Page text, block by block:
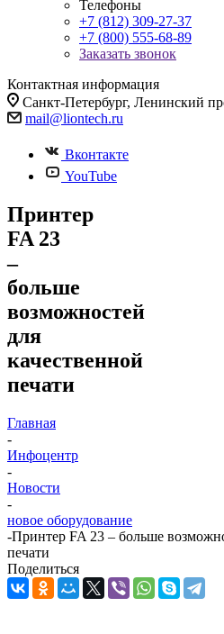
Телефоны
+7 (812) 309-27-37
+7 (800) 555-68-89
Заказать звонок
Контактная информация
Санкт-Петербург, Ленинский
mail@liontech.ru
Вконтакте
YouTube
Принтер
FA 23
–
больше
возможностей
для
качественной
печати
Главная
-
Инфоцентр
-
Новости
-
новое оборудование
-Принтер FA 23 – больше
печати
Поделиться